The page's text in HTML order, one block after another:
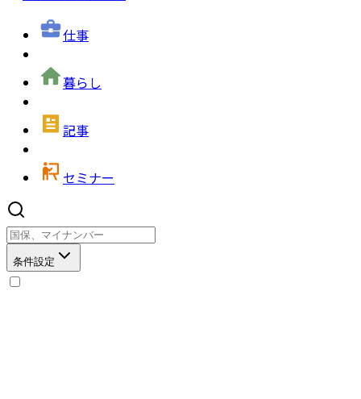
仕事
暮らし
記事
セミナー
条件設定